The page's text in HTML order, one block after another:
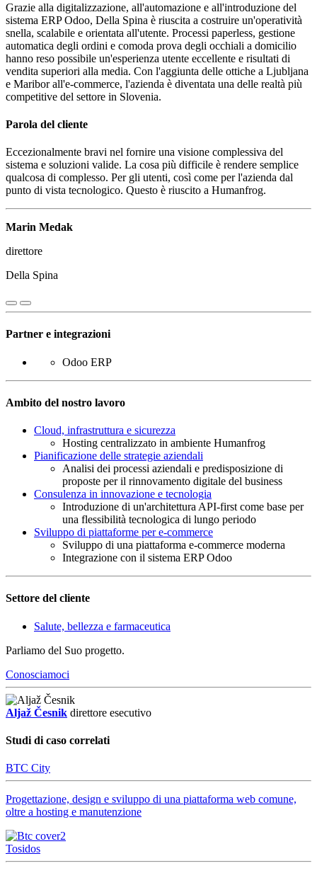
Grazie alla digitalizzazione, all'automazione e all'introduzione del
sistema ERP Odoo, Della Spina è riuscita a costruire un'operatività
snella, scalabile e orientata all'utente. Processi paperless, gestione
automatica degli ordini e comoda prova degli occhiali a domicilio
hanno reso possibile un'esperienza utente eccellente e risultati di
vendita superiori alla media. Con l'aggiunta delle ottiche a Ljubljana
e Maribor all'e‑commerce, l'azienda è diventata una delle realtà più
competitive del settore in Slovenia.
Parola del cliente
Eccezionalmente bravi nel fornire una visione complessiva del
sistema e soluzioni valide. La cosa più difficile è rendere semplice
qualcosa di complesso. Per gli utenti, così come per l'azienda dal
punto di vista tecnologico. Questo è riuscito a Humanfrog.
Marin Medak
direttore
Della Spina
Partner e integrazioni
Odoo ERP
Ambito del nostro lavoro
Cloud, infrastruttura e sicurezza
Hosting centralizzato in ambiente Humanfrog
Pianificazione delle strategie aziendali
Analisi dei processi aziendali e predisposizione di
proposte per il rinnovamento digitale del business
Consulenza in innovazione e tecnologia
Introduzione di un'architettura API-first come base per
una flessibilità tecnologica di lungo periodo
Sviluppo di piattaforme per e-commerce
Sviluppo di una piattaforma e‑commerce moderna
Integrazione con il sistema ERP Odoo
Settore del cliente
Salute, bellezza e farmaceutica
Parliamo del Suo progetto.
Conosciamoci
Aljaž Česnik direttore esecutivo
Studi di caso correlati
BTC City
Progettazione, design e sviluppo di una piattaforma web comune,
oltre a hosting e manutenzione
Tosidos